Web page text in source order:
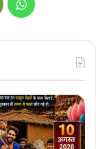
WhatsApp